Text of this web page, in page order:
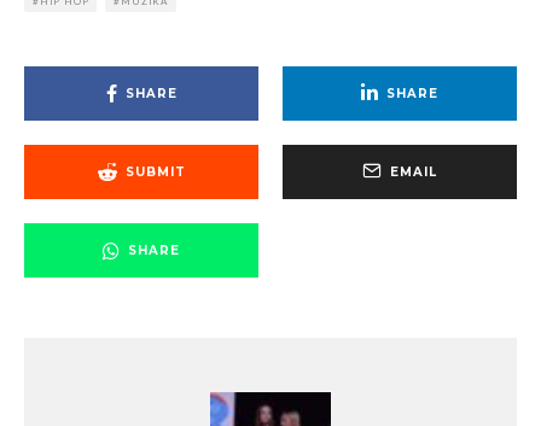
SHARE SHARE
SUBMIT EMAIL
SHARE